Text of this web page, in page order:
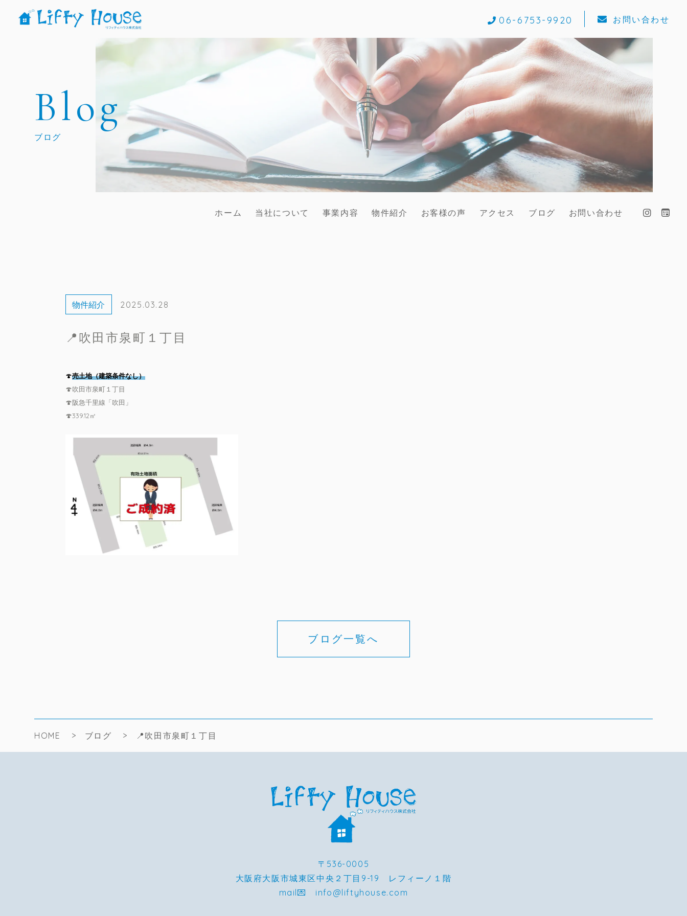
06-6753-9920 お問い合わせ
Blog
ブログ
ホーム 当社について 事業内容 物件紹介 お客様の声 アクセス ブログ お問い合わせ
物件紹介 2025.03.28
📍吹田市泉町１丁目
🍄売土地（建築条件なし）
🍄吹田市泉町１丁目
🍄阪急千里線「吹田」
🍄339.12㎡
ブログ一覧へ
HOME ブログ 📍吹田市泉町１丁目
〒536-0005
大阪府大阪市城東区中央２丁目9-19 レフィーノ１階
mail💌 info@liftyhouse.com